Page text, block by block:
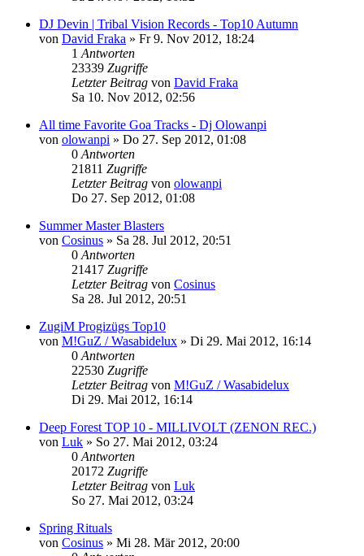
DJ Devin | Tribal Vision Records - Top10 Autumn
von David Fraka » Fr 9. Nov 2012, 18:24
1 Antworten
23339 Zugriffe
Letzter Beitrag von David Fraka
Sa 10. Nov 2012, 02:56
All time Favorite Goa Tracks - Dj Olowanpi
von olowanpi » Do 27. Sep 2012, 01:08
0 Antworten
21811 Zugriffe
Letzter Beitrag von olowanpi
Do 27. Sep 2012, 01:08
Summer Master Blasters
von Cosinus » Sa 28. Jul 2012, 20:51
0 Antworten
21417 Zugriffe
Letzter Beitrag von Cosinus
Sa 28. Jul 2012, 20:51
ZugiM Progizügs Top10
von M!GuZ / Wasabidelux » Di 29. Mai 2012, 16:14
0 Antworten
22530 Zugriffe
Letzter Beitrag von M!GuZ / Wasabidelux
Di 29. Mai 2012, 16:14
Deep Forest TOP 10 - MILLIVOLT (ZENON REC.)
von Luk » So 27. Mai 2012, 03:24
0 Antworten
20172 Zugriffe
Letzter Beitrag von Luk
So 27. Mai 2012, 03:24
Spring Rituals
von Cosinus » Mi 28. Mär 2012, 20:00